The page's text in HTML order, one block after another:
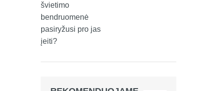
švietimo
bendruomenė
pasiryžusi pro jas
įeiti?